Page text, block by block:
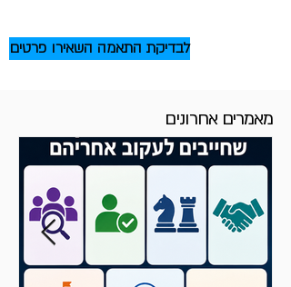
לבדיקת התאמה השאירו פרטים
מאמרים אחרונים